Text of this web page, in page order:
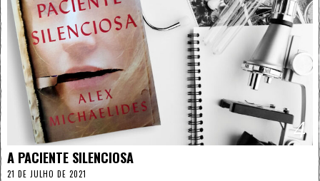
4
A PACIENTE SILENCIOSA
21 DE JULHO DE 2021